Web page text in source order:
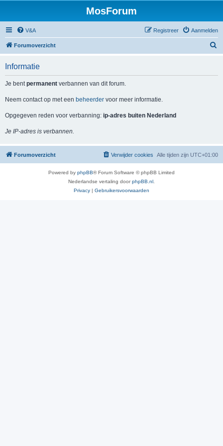
MosForum
V&A Aanmelden
Registreer
Forumoverzicht
Informatie
Je bentpermanent verbannen van dit forum.
Neem contact op met een beheerder voor meer informatie.
Opgegeven reden voor verbanning: ip-adres buiten Nederland
Je IP-adres is verbannen.
Forumoverzicht Alle tijden zijn UTC+01:00
Verwijder cookies
Powered by phpBB® Forum Software © phpBB Limited
Nederlandse vertaling doorphpBB.nl
Privacy | Gebruikersvoorwaarden